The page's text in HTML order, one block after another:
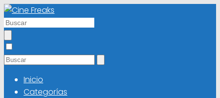
Inicio
Categorías